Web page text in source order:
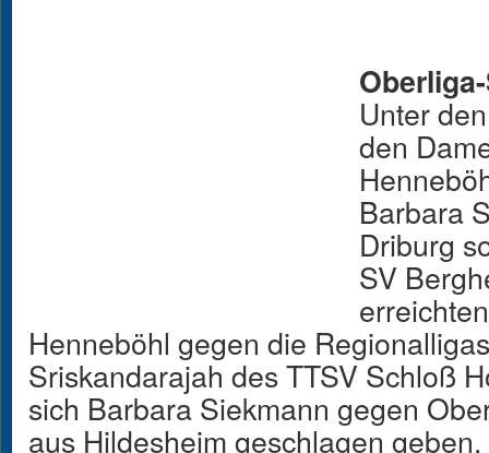
Unter
den
Barbara
Driburg
SV
Henneböhl gegen die
Sriskandarajah des TTSV Schloß
sich Barbara Siekmann gegen
aus Hildesheim geschlagen